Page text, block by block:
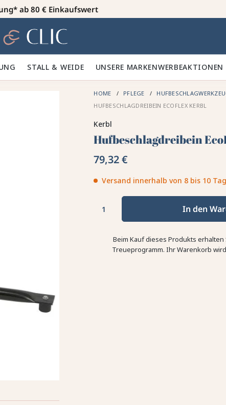
ab 80 € Einkaufswert
Heim
🥕 STALL & WEIDE 🍃 UNSERE MARKENWERBEAKTIONEN
HOME PFLEGE
HUFBESCHLAGDREIBEIN ECOFLEX KERBL
Kerbl
Hufbeschlagdreibein
79,32 €
Versand innerhalb von 8 bis 10
In den
Beim Kauf dieses Produkts
Treueprogramm. Ihr Warenkorb